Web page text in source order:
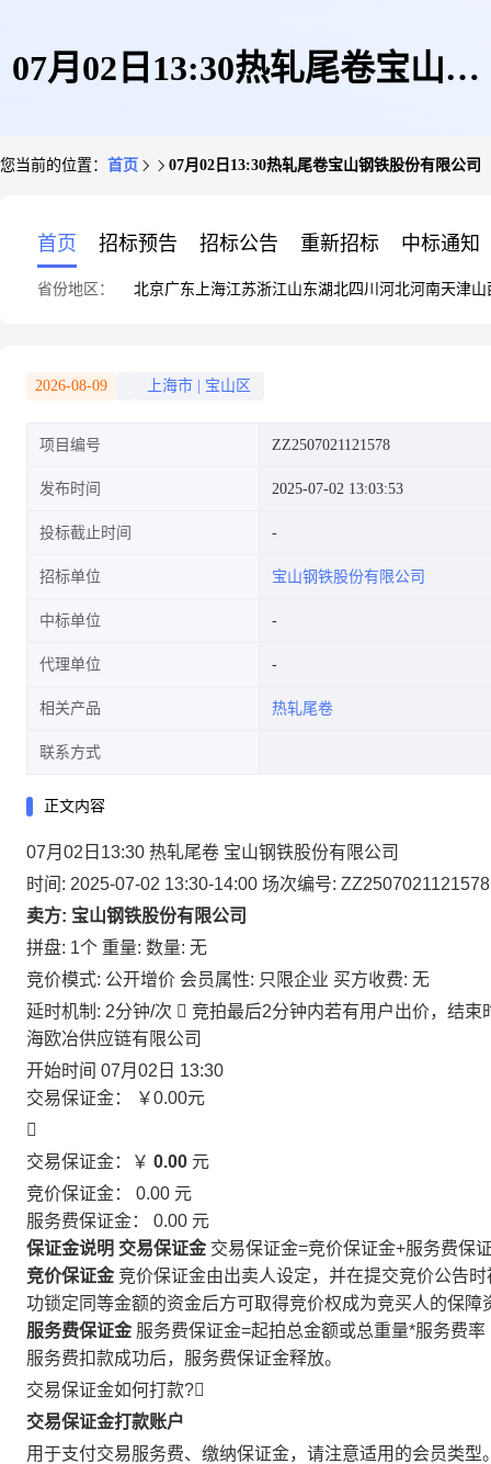
07月02日13:30热轧尾卷宝山钢
您当前的位置： 首页 07月02日13:30热轧尾卷宝山钢铁股份有限公司
首页 招标预告 招标公告 重新招标 中标通知
省份地区： 北京广东 上海江苏浙江山东湖北四川 河北河南天津山
2026-08-09 上海市 宝山区
项目编号 ZZ2507021121578
发布时间 2025-07-02 13:03:53
投标截止时间
招标单位 宝山钢铁股份有限公司
中标单位
代理单位
相关产品 热轧尾卷
联系方式
正文内容
07月02日13:30 热轧尾卷 宝山钢铁股份有限公司
时间: 2025-07-02 13:30-14:00 场次编号: ZZ2507021121578
卖方: 宝山钢铁股份有限公司
拼盘: 1个 重量: 数量: 无
竞价模式: 公开增价 会员属性: 只限企业 买方收费: 无
延时机制: 2分钟/次  竞拍最后2分钟内若有用户出价，结
海欧冶供应链有限公司
开始时间 07月02日 13:30
交易保证金：
￥0.00元

交易保证金：￥ 0.00 元
竞价保证金： 0.00 元
服务费保证金： 0.00 元
保证金说明 交易保证金 交易保证金=竞价保证金+服务费保
竞价保证金 竞价保证金由出卖人设定，并在提交竞价公告
功锁定同等金额的资金后方可取得竞价权成为竞买人的保障
服务费保证金 服务费保证金=起拍总金额或总重量*服务费率
服务费扣款成功后，服务费保证金释放。
交易保证金如何打款?
交易保证金打款账户
用于支付交易服务费、缴纳保证金，请注意适用的会员类型